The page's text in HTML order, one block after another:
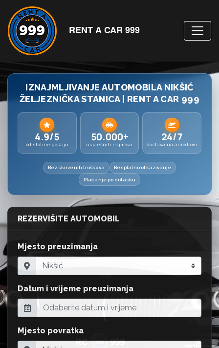
RENT A CAR 999
IZNAJMLJIVANJE AUTOMOBILA NIKŠIĆ
ŽELJEZNIČKA STANICA | RENT A CAR 999
4.9/5
od stotine gostiju
50.000+
uspješnih najmova
24/7
dostava na aerodrom
Bez skrivenih troškova Besplatno otkazivanje
Plaćanje po dolasku
REZERVIŠITE AUTOMOBIL
Mjesto preuzimanja
Datum i vrijeme preuzimanja
Mjesto povratka